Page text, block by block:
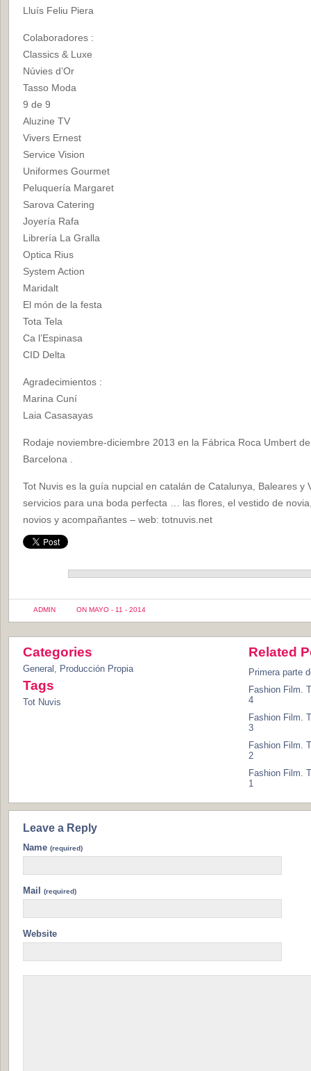
Lluís Feliu Piera
Colaboradores :
Classics & Luxe
Núvies d’Or
Tasso Moda
9 de 9
Aluzine TV
Vivers Ernest
Service Vision
Uniformes Gourmet
Peluquería Margaret
Sarova Catering
Joyería Rafa
Librería La Gralla
Optica Rius
System Action
Maridalt
El món de la festa
Tota Tela
Ca l’Espinasa
CID Delta
Agradecimientos :
Marina Cuní
Laia Casasayas
Rodaje noviembre-diciembre 2013 en la Fábrica Roca Umbert
Barcelona .
Tot Nuvis es la guía nupcial en catalán de Catalunya, Baleares y
servicios para una boda perfecta … las flores, el vestido de
novios y acompañantes – web: totnuvis.net
ADMIN ON MAYO - 11 - 2014
Categories
General , Producción Propia
Tags
Tot Nuvis
Related
Primera parte
Fashion Film.
4
Fashion Film.
3
Fashion Film.
2
Fashion Film.
1
Leave a Reply
Name (required)
Mail (required)
Website